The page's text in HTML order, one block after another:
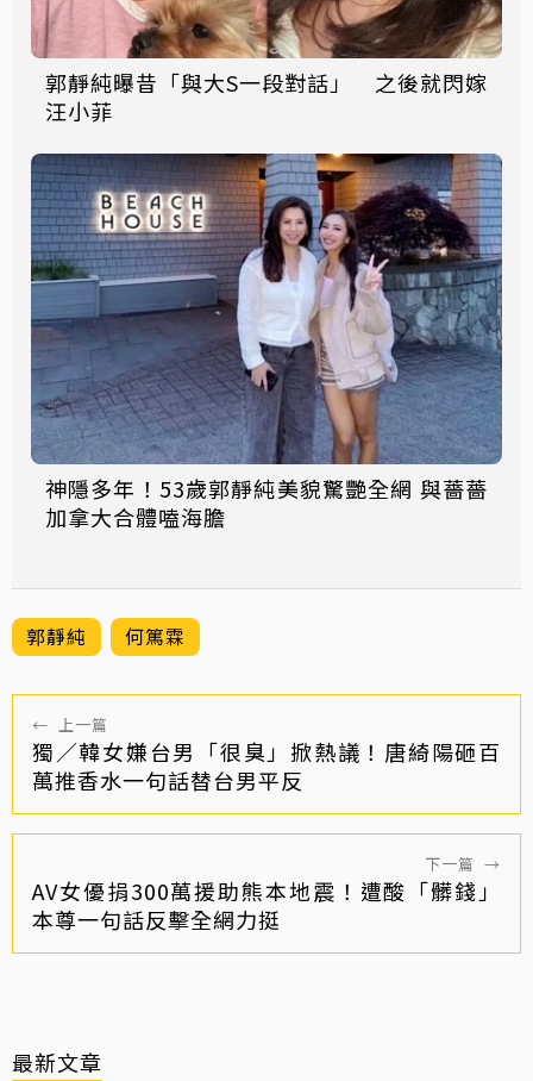
郭靜純曝昔「與大S一段對話」 之後就閃嫁
汪小菲
神隱多年！53歲郭靜純美貌驚艷全網 與薔薔
加拿大合體嗑海膽
郭靜純 何篤霖
← 上一篇
獨／韓女嫌台男「很臭」掀熱議！唐綺陽砸百
萬推香水一句話替台男平反
下一篇 →
AV女優捐300萬援助熊本地震！遭酸「髒錢」
本尊一句話反擊全網力挺
最新文章